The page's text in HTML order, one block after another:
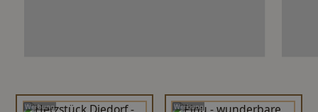
Werbung Werbung